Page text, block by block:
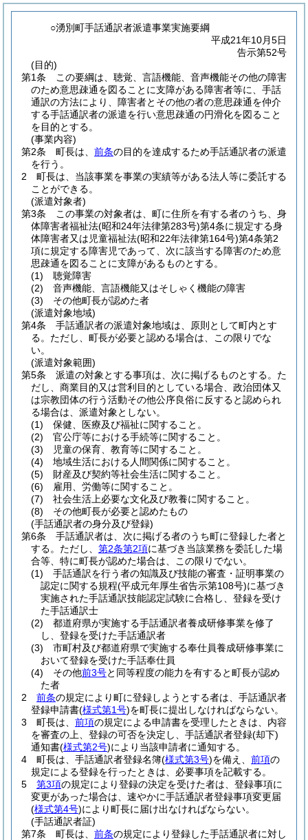
○湧別町手話通訳者派遣事業実施要綱
平成21年10月5日
告示第52号
(目的)
第1条
この要綱は、聴覚、言語機能、音声機能その他の障害
のため意思疎通を図ることに支障がある障害者等に、手話
通訳の方法により、障害者とその他の者の意思疎通を仲介
する手話通訳者の派遣を行い意思疎通の円滑化を図ること
を目的とする。
(事業内容)
第2条
町長は、 前条の目的を達成するため手話通訳者の派遣
を行う。
2
町長は、当該事業を事業の実績等がある法人等に委託する
ことができる。
(派遣対象者)
第3条
この事業の対象者は、町に住所を有する者のうち、身
体障害者福祉法(昭和24年法律第283号)第4条に規定する身
体障害者又は児童福祉法(昭和22年法律第164号)第4条第2
項に規定する障害児であって、次に該当する障害のため意
思疎通を図ることに支障があるものとする。
(1)
聴覚障害
(2)
音声機能、言語機能又はそしゃく機能の障害
(3)
その他町長が認めた者
(派遣対象地域)
第4条
手話通訳者の派遣対象地域は、原則として町内とす
る。 ただし、町長が必要と認める場合は、この限りでな
い。
(派遣対象範囲)
第5条
派遣の対象とする事項は、次に掲げるものとする。 た
だし、商業目的又は営利目的としている場合、政治団体又
は宗教団体の行う活動その他公序良俗に反すると認められ
る場合は、派遣対象としない。
(1)
保健、医療及び福祉に関すること。
(2)
官公庁等における手続等に関すること。
(3)
児童の保育、教育等に関すること。
(4)
地域生活における人間関係に関すること。
(5)
財産及び契約等社会生活に関すること。
(6)
雇用、労働等に関すること。
(7)
社会生活上必要な文化及び教養に関すること。
(8)
その他町長が必要と認めたもの
(手話通訳者の身分及び登録)
第6条
手話通訳者は、次に掲げる者のうち町に登録した者と
する。 ただし、 第2条第2項に基づき当該業務を委託した場
合等、特に町長が認めた場合は、この限りでない。
(1)
手話通訳を行う者の知識及び技能の審査・証明事業の
認定に関する規程(平成元年厚生省告示第108号)に基づき
実施された手話通訳技能認定試験に合格し、登録を受け
た手話通訳士
(2)
都道府県が実施する手話通訳者養成研修事業を修了
し、登録を受けた手話通訳者
(3)
市町村及び都道府県で実施する奉仕員養成研修事業に
おいて登録を受けた手話奉仕員
(4)
その他前3号と同等程度の能力を有すると町長が認め
た者
2
前条の規定により町に登録しようとする者は、手話通訳者
登録申請書(様式第1号)を町長に提出しなければならない。
3
町長は、 前項の規定による申請書を受理したときは、内容
を審査の上、登録の可否を決定し、手話通訳者登録(却下)
通知書(様式第2号)により当該申請者に通知する。
4
町長は、手話通訳者登録名簿(様式第3号)を備え、 前項の
規定による登録を行ったときは、必要事項を記載する。
5
第3項の規定により登録の決定を受けた者は、登録事項に
変更があった場合は、速やかに手話通訳者登録事項変更届
(様式第4号)により町長に届け出なければならない。
(手話通訳者証)
第7条
町長は、 前条の規定により登録した手話通訳者に対し